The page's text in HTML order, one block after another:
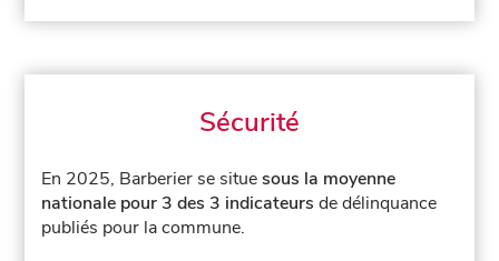
Sécurité
En 2025, Barberier se situesous la moyenne
nationale pour 3 des 3 indicateurs de délinquance
publiés pour la commune.